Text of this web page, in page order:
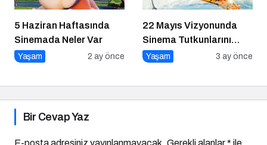
5 Haziran Haftasında
Sinemada Neler Var
Yaşam 2 ay önce
22 Mayıs Vizyonunda
Sinema Tutkunlarını
Dopdolu Bir Hafta
Yaşam 3 ay önce
Bir Cevap Yaz